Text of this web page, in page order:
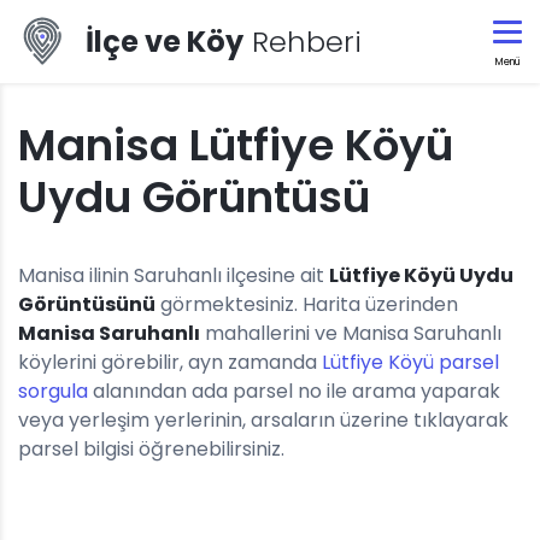
İlçe ve Köy Rehberi
Menü
Manisa Lütfiye Köyü
Uydu Görüntüsü
Manisa ilinin Saruhanlı ilçesine ait Lütfiye Köyü Uydu
Görüntüsünü görmektesiniz. Harita üzerinden
Manisa Saruhanlı mahallerini ve Manisa Saruhanlı
köylerini görebilir, ayn zamanda Lütfiye Köyü parsel
sorgulaalanından ada parsel no ile arama yaparak
veya yerleşim yerlerinin, arsaların üzerine tıklayarak
parsel bilgisi öğrenebilirsiniz.